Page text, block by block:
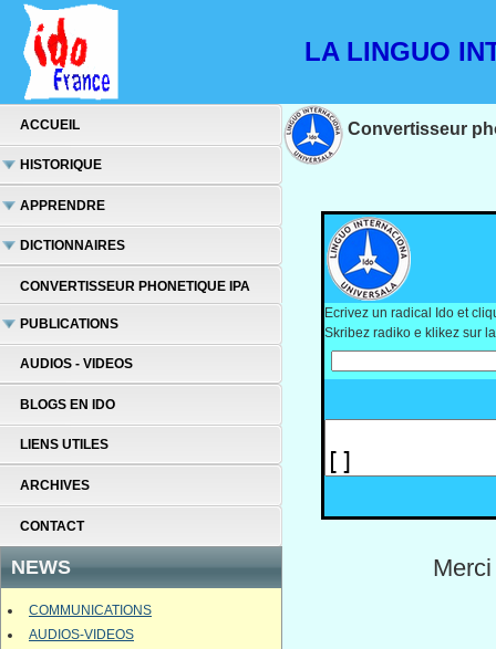
LA LINGUO
ACCUEIL
HISTORIQUE
APPRENDRE
DICTIONNAIRES
CONVERTISSEUR PHONETIQUE IPA
PUBLICATIONS
AUDIOS - VIDEOS
BLOGS EN IDO
LIENS UTILES
ARCHIVES
CONTACT
NEWS
COMMUNICATIONS
AUDIOS-VIDEOS
Convertisseur
Ecrivez un radical Ido et
Skribez radiko e klikez sur